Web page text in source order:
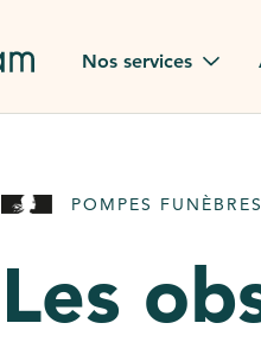
Nos services
Rapatriement à
Pierre tombale
POMPES
Les